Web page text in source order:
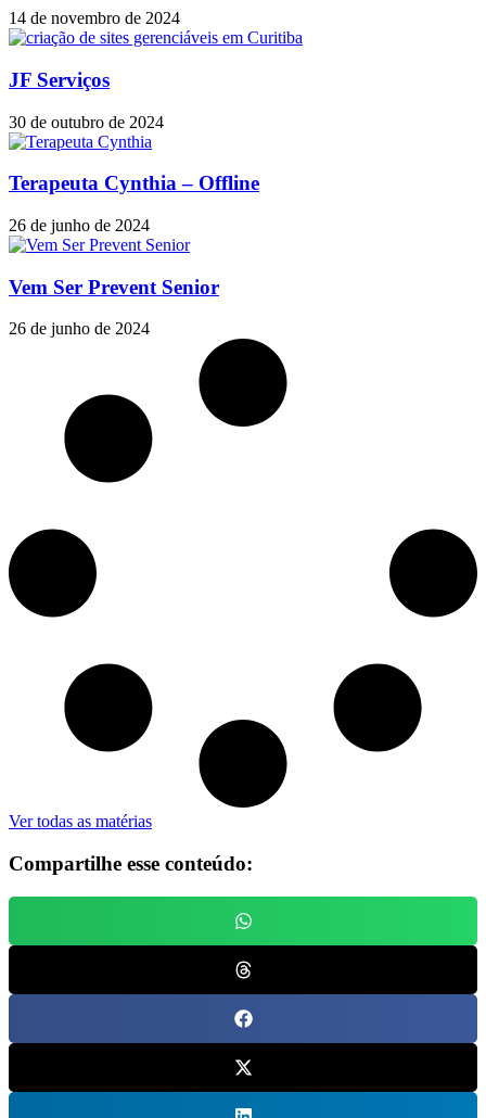
14 de novembro de 2024
JF Serviços
30 de outubro de 2024
Terapeuta Cynthia – Offline
26 de junho de 2024
Vem Ser Prevent Senior
26 de junho de 2024
Ver todas as matérias
Compartilhe esse conteúdo: